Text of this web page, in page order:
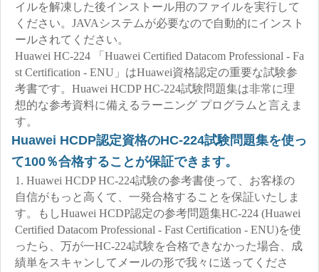
イルを解凍した後インストール用のファイルを実行して
ください。JAVAシステムが必要なので自動的にインスト
ールされてください。
Huawei HC-224 「Huawei Certified Datacom Professional - Fa
st Certification - ENU」はHuawei資格認定の重要な試験参
考書です。Huawei HCDP HC-224試験問題集は非常に理
想的な参考資料に備えるラーニング プログラムと言えま
す。
Huawei HCDP認定資格のHC-224試験問題集を使っ
て100％合格することが保証できます。
1. Huawei HCDP HC-224試験の参考書使って、お客様の
自信がもっと高くて、一発合格することを保証いたしま
す。もしHuawei HCDP認定の参考問題集HC-224 (Huawei
Certified Datacom Professional - Fast Certification - ENU)を使
ったら、万が一HC-224試験を合格できなかった場合、成
績単をスキャンしてメールの形で我々に送ってくださ